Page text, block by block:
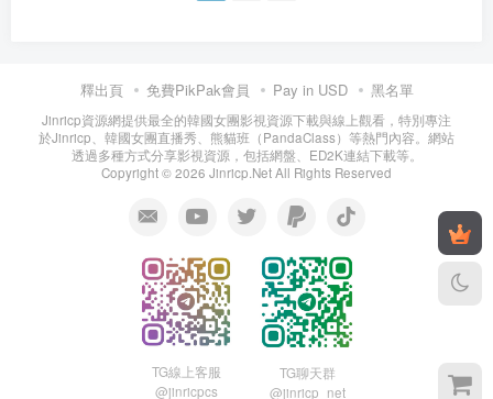
釋出頁 免費PikPak會員 Pay in USD 黑名單
Jinricp資源網提供最全的韓國女團影視資源下載與線上觀看，特別專注
於Jinricp、韓國女團直播秀、熊貓班（PandaClass）等熱門內容。網站
透過多種方式分享影視資源，包括網盤、ED2K連結下載等。
Copyright © 2026 Jinricp.Net All Rights Reserved
TG線上客服
@jinricpcs
TG聊天群
@jinricp_net